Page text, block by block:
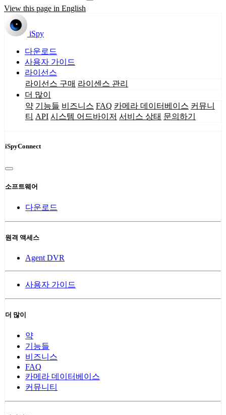
View this page in English
iSpy
다운로드
사용자 가이드
라이선스
라이선스 구매 라이센스 관리
더 많이
약 기능들 비즈니스 FAQ 카메라 데이터베이스 커뮤니
티 API 시스템 어드바이저 서비스 상태 문의하기
iSpyConnect
소프트웨어
다운로드
원격 액세스
Agent DVR
사용자 가이드
더 많이
약
기능들
비즈니스
FAQ
카메라 데이터베이스
커뮤니티